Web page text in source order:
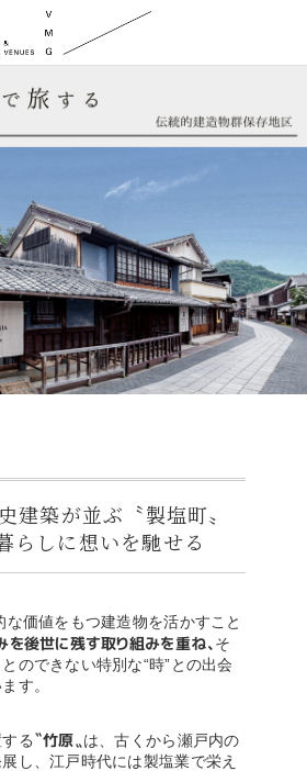
建築が並ぶ〝製塩町〟
らしに想いを馳せる
価値をもつ建造物を活かすこと
を後世に残す取り組みを重ね、 そ
のできない特別な“時”との出会
す。
る〝竹原〟は、古くから瀬戸内の
し、江戸時代には製塩業で栄え